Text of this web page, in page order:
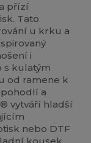
přízí
Tato
u krku a
i
s kulatým
od ramene k
a
vytváří hladší
nebo DTF